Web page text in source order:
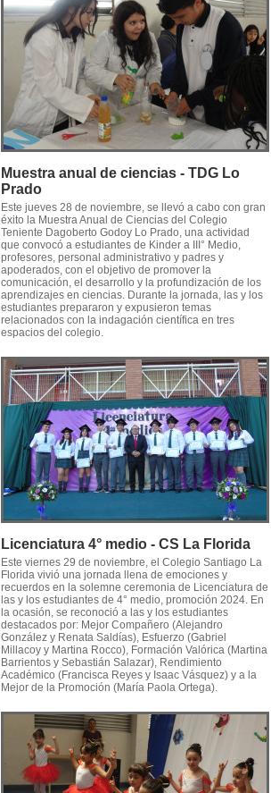
Muestra anual de ciencias - TDG Lo
Prado
Este jueves 28 de noviembre, se llevó a cabo con gran
éxito la Muestra Anual de Ciencias del Colegio
Teniente Dagoberto Godoy Lo Prado, una actividad
que convocó a estudiantes de Kinder a III° Medio,
profesores, personal administrativo y padres y
apoderados, con el objetivo de promover la
comunicación, el desarrollo y la profundización de los
aprendizajes en ciencias. Durante la jornada, las y los
estudiantes prepararon y expusieron temas
relacionados con la indagación científica en tres
espacios del colegio.
Licenciatura 4° medio - CS La Florida
Este viernes 29 de noviembre, el Colegio Santiago La
Florida vivió una jornada llena de emociones y
recuerdos en la solemne ceremonia de Licenciatura de
las y los estudiantes de 4° medio, promoción 2024. En
la ocasión, se reconoció a las y los estudiantes
destacados por: Mejor Compañero (Alejandro
González y Renata Saldías), Esfuerzo (Gabriel
Millacoy y Martina Rocco), Formación Valórica (Martina
Barrientos y Sebastián Salazar), Rendimiento
Académico (Francisca Reyes y Isaac Vásquez) y a la
Mejor de la Promoción (María Paola Ortega).